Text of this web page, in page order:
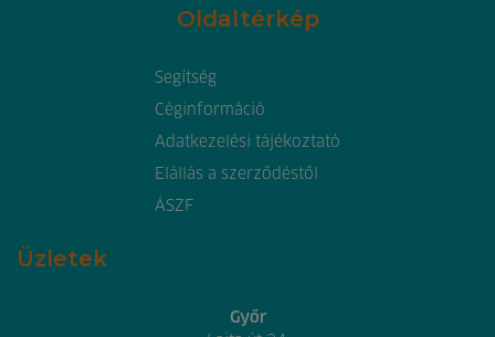
Oldaltérkép
Segítség
Céginformáció
Adatkezelési tájékoztató
Elállás a szerződéstől
ÁSZF
Üzletek
Győr